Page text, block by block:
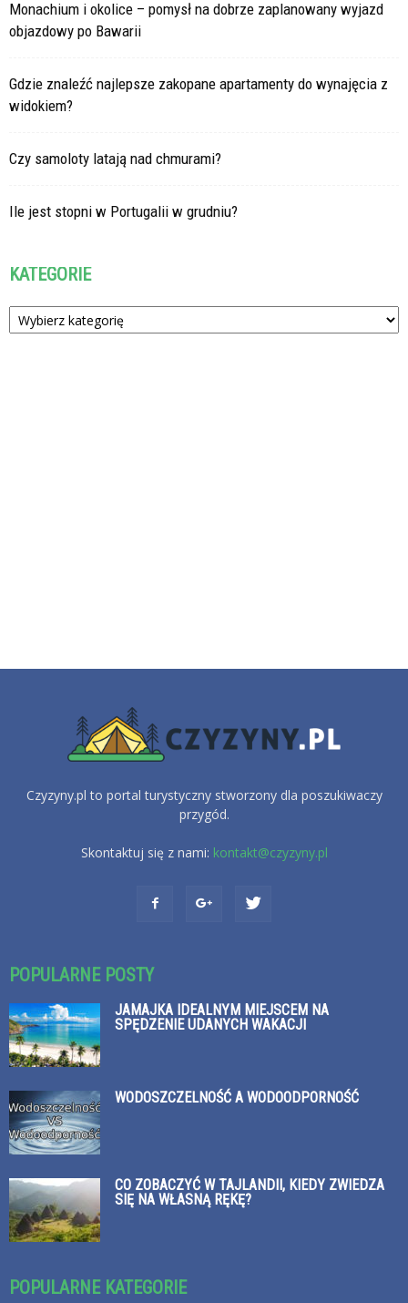
Monachium i okolice – pomysł na dobrze zaplanowany wyjazd
objazdowy po Bawarii
Gdzie znaleźć najlepsze zakopane apartamenty do wynajęcia z
widokiem?
Czy samoloty latają nad chmurami?
Ile jest stopni w Portugalii w grudniu?
KATEGORIE
Kategorie
Czyzyny.pl to portal turystyczny stworzony dla poszukiwaczy
przygód.
Skontaktuj się z nami: kontakt@czyzyny.pl
POPULARNE POSTY
JAMAJKA IDEALNYM MIEJSCEM NA
SPĘDZENIE UDANYCH WAKACJI
WODOSZCZELNOŚĆ A WODOODPORNOŚĆ
CO ZOBACZYĆ W TAJLANDII, KIEDY ZWIEDZA
SIĘ NA WŁASNĄ RĘKĘ?
POPULARNE KATEGORIE